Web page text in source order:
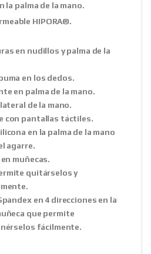
la palma de la mano.
HIPORA®.
en nudillos y palma de la
en los dedos.
en palma de la mano.
de la mano.
con pantallas táctiles.
en la palma de la mano
agarre.
muñecas.
quitárselos y
en 4 direcciones en la
que permite
fácilmente.